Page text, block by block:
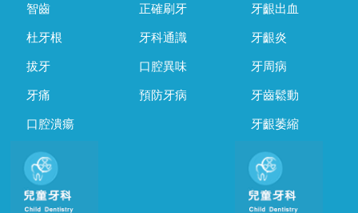
智齒
杜牙根
拔牙
牙痛
口腔潰瘍
正確刷牙
牙科通識
口腔異味
預防牙病
牙齦出血
牙齦炎
牙周病
牙齒鬆動
牙齦萎縮